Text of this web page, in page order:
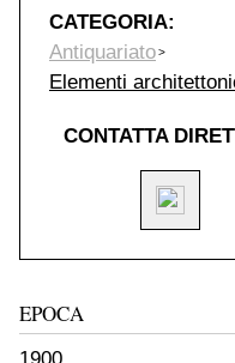
CATEGORIA:
Antiquariato
Elementi
CONTATTA
EPOCA
1900